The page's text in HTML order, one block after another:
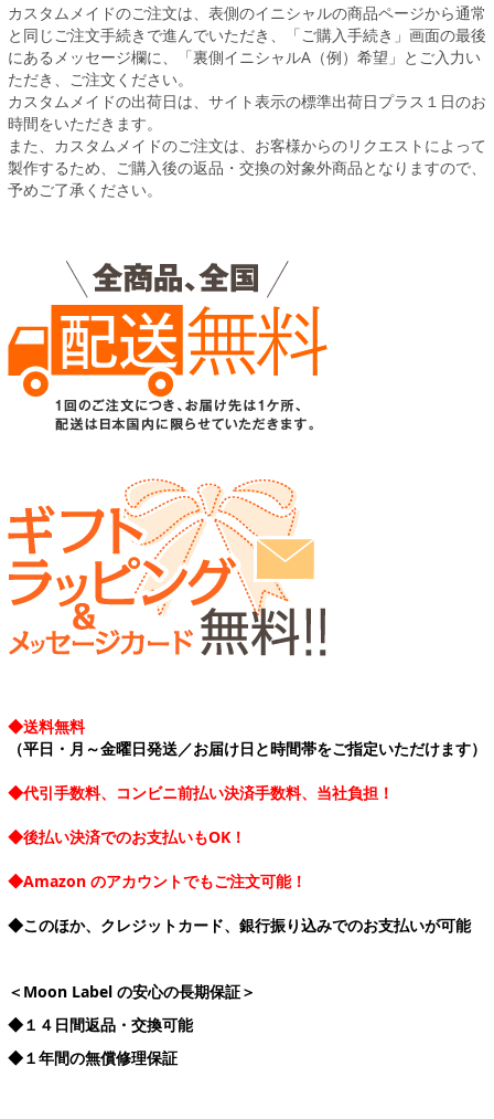
カスタムメイドのご注文は、表側のイニシャルの商品ページから通常
と同じご注文手続きで進んでいただき、「ご購入手続き」画面の最後
にあるメッセージ欄に、「裏側イニシャルA（例）希望」とご入力い
ただき、ご注文ください。
カスタムメイドの出荷日は、サイト表示の標準出荷日プラス１日のお
時間をいただきます。
また、カスタムメイドのご注文は、お客様からのリクエストによって
製作するため、ご購入後の返品・交換の対象外商品となりますので、
予めご了承ください。
◆送料無料
（平日・月～金曜日発送／お届け日と時間帯をご指定いただけます）
◆代引手数料、コンビニ前払い決済手数料、当社負担！
◆後払い決済でのお支払いもOK！
◆Amazon のアカウントでもご注文可能！
◆このほか、クレジットカード、銀行振り込みでのお支払いが可能
＜Moon Label の安心の長期保証＞
◆１４日間返品・交換可能
◆１年間の無償修理保証